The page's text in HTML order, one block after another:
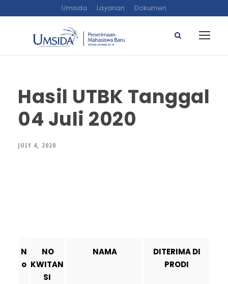
Umsida Layanan Dokumen
Hasil UTBK Tanggal
04 Juli 2020
JULY 4, 2020
N
o
NO
KWITAN
SI
NAMA
DITERIMA DI
PRODI